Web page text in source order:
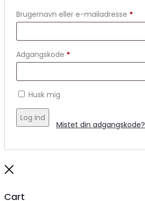
Brugernavn eller e-mailadresse *
Adgangskode *
Husk mig
Log ind
Mistet din adgangskode?
Cart